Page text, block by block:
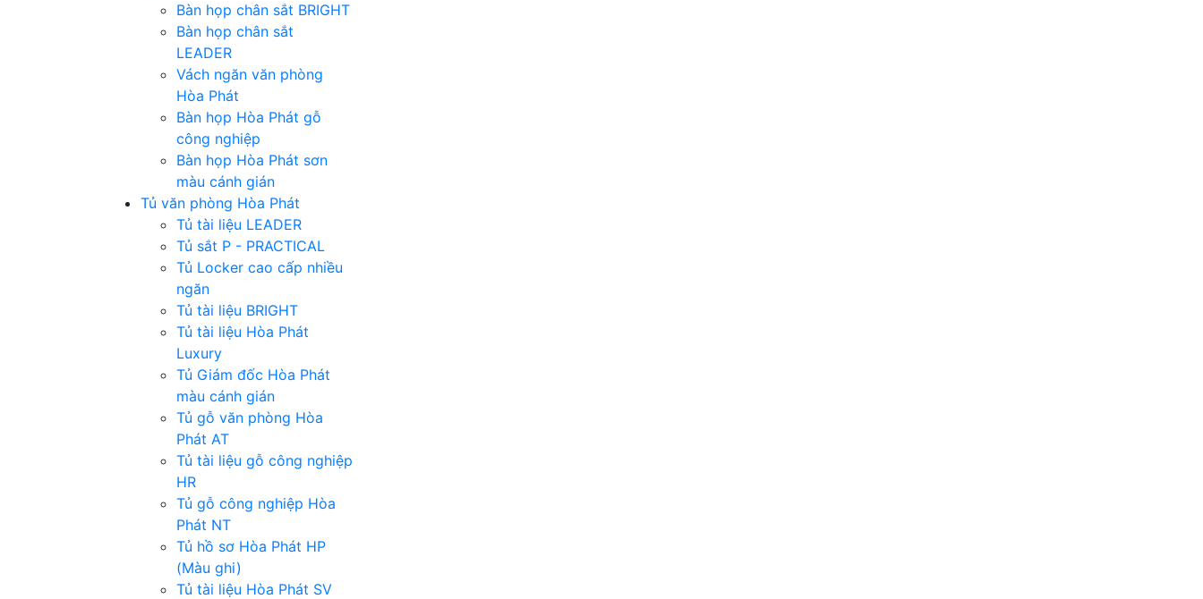
Bàn họp chân sắt BRIGHT
Bàn họp chân sắt
LEADER
Vách ngăn văn phòng
Hòa Phát
Bàn họp Hòa Phát gỗ
công nghiệp
Bàn họp Hòa Phát sơn
màu cánh gián
Tủ văn phòng Hòa Phát
Tủ tài liệu LEADER
Tủ sắt P - PRACTICAL
Tủ Locker cao cấp nhiều
ngăn
Tủ tài liệu BRIGHT
Tủ tài liệu Hòa Phát
Luxury
Tủ Giám đốc Hòa Phát
màu cánh gián
Tủ gỗ văn phòng Hòa
Phát AT
Tủ tài liệu gỗ công nghiệp
HR
Tủ gỗ công nghiệp Hòa
Phát NT
Tủ hồ sơ Hòa Phát HP
(Màu ghi)
Tủ tài liệu Hòa Phát SV